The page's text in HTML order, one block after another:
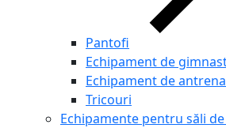
Pantofi
Echipament de
Echipament de
Tricouri
Echipamente pentru săli